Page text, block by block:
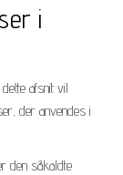
i
afsnit vil
der anvendes i
den såkaldte